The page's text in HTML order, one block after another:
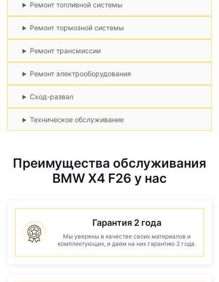
Ремонт топливной системы
Ремонт тормозной системы
Ремонт трансмиссии
Ремонт электрооборудования
Сход-развал
Техническое обслуживание
Преимущества обслуживания
BMW X4 F26 у нас
Гарантия 2 года
Мы уверены в качестве своих материалов и
комплектующих, и даем на них гарантию 2 года.